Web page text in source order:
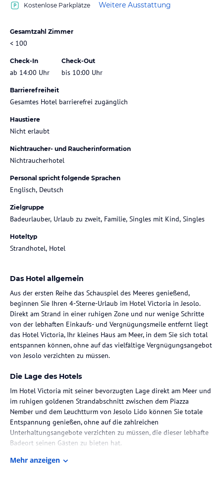
Kostenlose Parkplätze Weitere Ausstattung
Gesamtzahl Zimmer
< 100
Check-In
ab 14:00 Uhr
Check-Out
bis 10:00 Uhr
Barrierefreiheit
Gesamtes Hotel barrierefrei zugänglich
Haustiere
Nicht erlaubt
Nichtraucher- und Raucherinformation
Nichtraucherhotel
Personal spricht folgende Sprachen
Englisch, Deutsch
Zielgruppe
Badeurlauber, Urlaub zu zweit, Familie, Singles mit Kind, Singles
Hoteltyp
Strandhotel, Hotel
Das Hotel allgemein
Aus der ersten Reihe das Schauspiel des Meeres genießend,
beginnen Sie Ihren 4-Sterne-Urlaub im Hotel Victoria in Jesolo.
Direkt am Strand in einer ruhigen Zone und nur wenige Schritte
von der lebhaften Einkaufs- und Vergnügungsmeile entfernt liegt
das Hotel Victoria, Ihr kleines Haus am Meer, in dem Sie sich total
entspannen können, ohne auf das vielfältige Vergnügungsangebot
von Jesolo verzichten zu müssen.
Die Lage des Hotels
Im Hotel Victoria mit seiner bevorzugten Lage direkt am Meer und
im ruhigen goldenen Strandabschnitt zwischen dem Piazza
Nember und dem Leuchtturm von Jesolo Lido können Sie totale
Entspannung genießen, ohne auf die zahlreichen
Unterhaltungsangebote verzichten zu müssen, die dieser lebhafte
Badeort seinen Gästen zu bieten hat.
wichtigsten öffentlichen Verkehrsmitteln leicht erreichbar.
Mehr anzeigen